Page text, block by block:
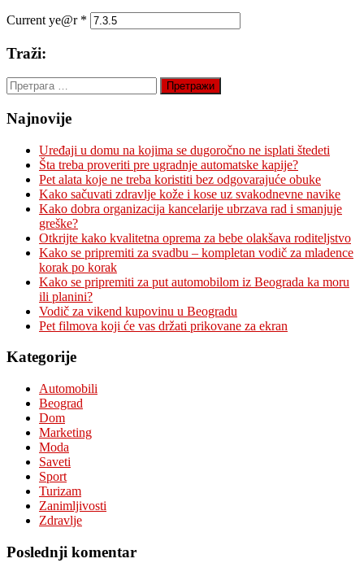
Current ye@r *
Traži:
Претрага
за:
Najnovije
Uređaji u domu na kojima se dugoročno ne isplati štedeti
Šta treba proveriti pre ugradnje automatske kapije?
Pet alata koje ne treba koristiti bez odgovarajuće obuke
Kako sačuvati zdravlje kože i kose uz svakodnevne navike
Kako dobra organizacija kancelarije ubrzava rad i smanjuje
greške?
Otkrijte kako kvalitetna oprema za bebe olakšava roditeljstvo
Kako se pripremiti za svadbu – kompletan vodič za mladence
korak po korak
Kako se pripremiti za put automobilom iz Beograda ka moru
ili planini?
Vodič za vikend kupovinu u Beogradu
Pet filmova koji će vas držati prikovane za ekran
Kategorije
Automobili
Beograd
Dom
Marketing
Moda
Saveti
Sport
Turizam
Zanimljivosti
Zdravlje
Poslednji komentar